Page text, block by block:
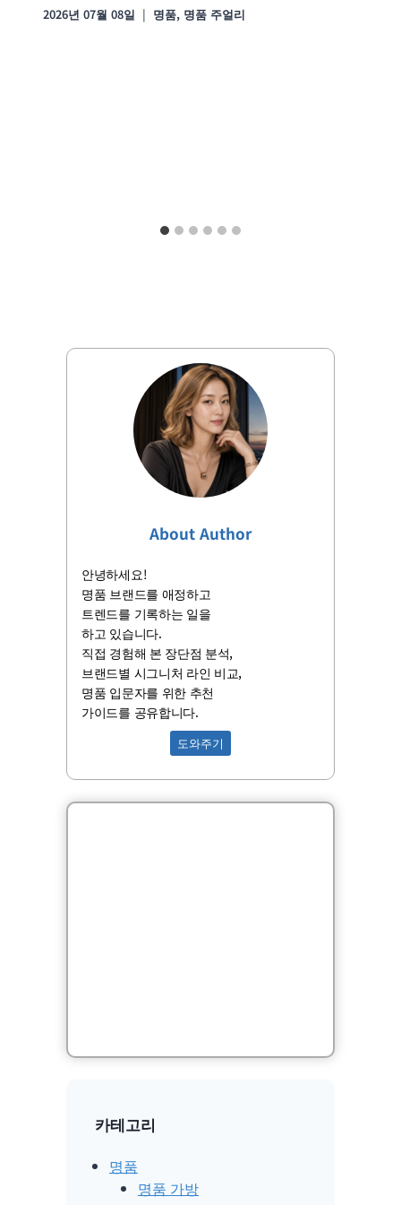
2026년 07월 08일 명품, 명품 주얼리
About Author
안녕하세요!
명품 브랜드를 애정하고
트렌드를 기록하는 일을
하고 있습니다.
직접 경험해 본 장단점 분석,
브랜드별 시그니처 라인 비교,
명품 입문자를 위한 추천
가이드를 공유합니다.
도와주기
카테고리
명품
명품 가방